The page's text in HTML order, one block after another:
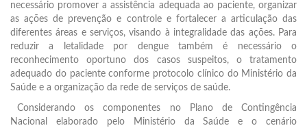
necessário promover a assistência adequada ao paciente, organizar
as ações de prevenção e controle e fortalecer a articulação das
diferentes áreas e serviços, visando à integralidade das ações. Para
reduzir a letalidade por dengue também é necessário o
reconhecimento oportuno dos casos suspeitos, o tratamento
adequado do paciente conforme protocolo clínico do Ministério da
Saúde e a organização da rede de serviços de saúde.
Considerando os componentes no Plano de Contingência
Nacional elaborado pelo Ministério da Saúde e o cenário